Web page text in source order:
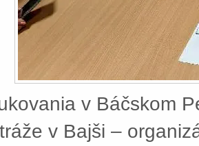
v Báčskom
v Bajši –